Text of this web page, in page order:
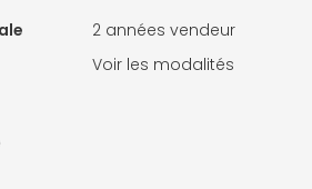
2 années vendeur
Voir les modalités